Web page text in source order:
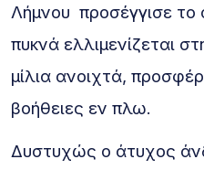
Λήμνου προσέγγισε το
πυκνά ελλιμενίζεται
μίλια ανοιχτά,
βοήθειες εν πλω.
Δυστυχώς ο άτυχος